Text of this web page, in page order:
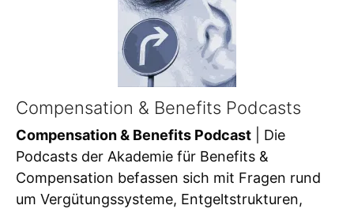
Compensation & Benefits Podcasts
Compensation & Benefits Podcast | Die
Podcasts der Akademie für Benefits &
Compensation befassen sich mit Fragen rund
um Vergütungssysteme, Entgeltstrukturen,